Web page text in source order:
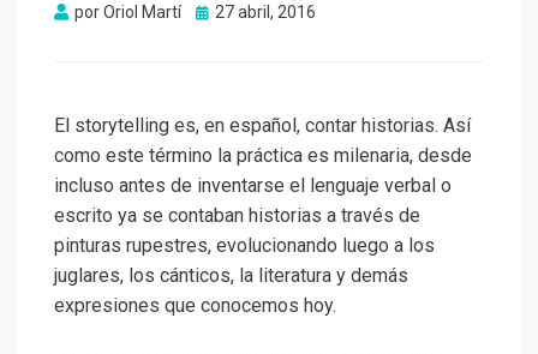
porOriol Martí
Publicado
27 abril, 2016
El storytelling es, en español, contar historias. Así
como este término la práctica es milenaria, desde
incluso antes de inventarse el lenguaje verbal o
escrito ya se contaban historias a través de
pinturas rupestres, evolucionando luego a los
juglares, los cánticos, la literatura y demás
expresiones que conocemos hoy.